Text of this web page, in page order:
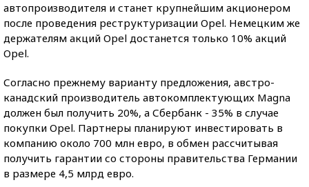
автопроизводителя и станет крупнейшим акционером
после проведения реструктуризации Opel. Немецким же
держателям акций Opel достанется только 10% акций
Opel.
Согласно прежнему варианту предложения, австро-
канадский производитель автокомплектующих Magna
должен был получить 20%, а Сбербанк - 35% в случае
покупки Opel. Партнеры планируют инвестировать в
компанию около 700 млн евро, в обмен рассчитывая
получить гарантии со стороны правительства Германии
в размере 4,5 млрд евро.